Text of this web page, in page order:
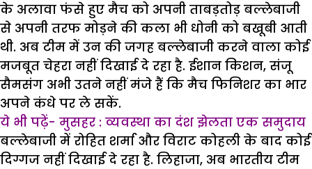
के अलावा फंसे हुए मैच को अपनी ताबड़तोड़ बल्लेबाजी
से अपनी तरफ मोड़ने की कला भी धोनी को बखूबी आती
थी. अब टीम में उन की जगह बल्लेबाजी करने वाला कोई
मजबूत चेहरा नहीं दिखाई दे रहा है. ईशान किशन, संजू
सैमसंग अभी उतने नहीं मंजे हैं कि मैच फिनिशर का भार
अपने कंधे पर ले सकें.
ये भी पढ़ें- मुसहर : व्यवस्था का दंश झेलता एक समुदाय
बल्लेबाजी में रोहित शर्मा और विराट कोहली के बाद कोई
दिग्गज नहीं दिखाई दे रहा है. लिहाजा, अब भारतीय टीम